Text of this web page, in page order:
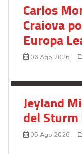
Carlos
Craiova
Europa
06 Ago 2026
Jeyland
del Sturm
05 Ago 2026